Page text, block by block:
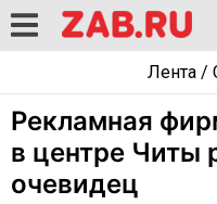
Лента/
Рекламная
в центре Читы
очевидец